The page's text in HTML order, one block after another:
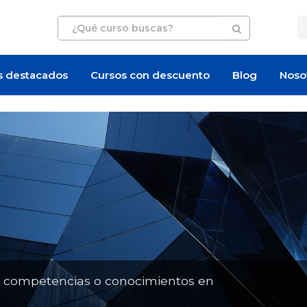
destacados Cursos con descuento Blog
o conocimientos en